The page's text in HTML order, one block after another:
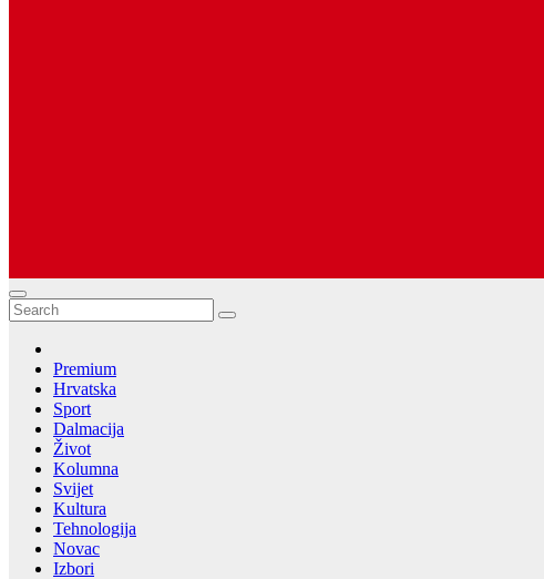
Dugopolje Portal
Najnovije vijesti Hrvatske, Dalmacije i Svijeta
Premium
Hrvatska
Sport
Dalmacija
Život
Kolumna
Svijet
Kultura
Tehnologija
Novac
Izbori